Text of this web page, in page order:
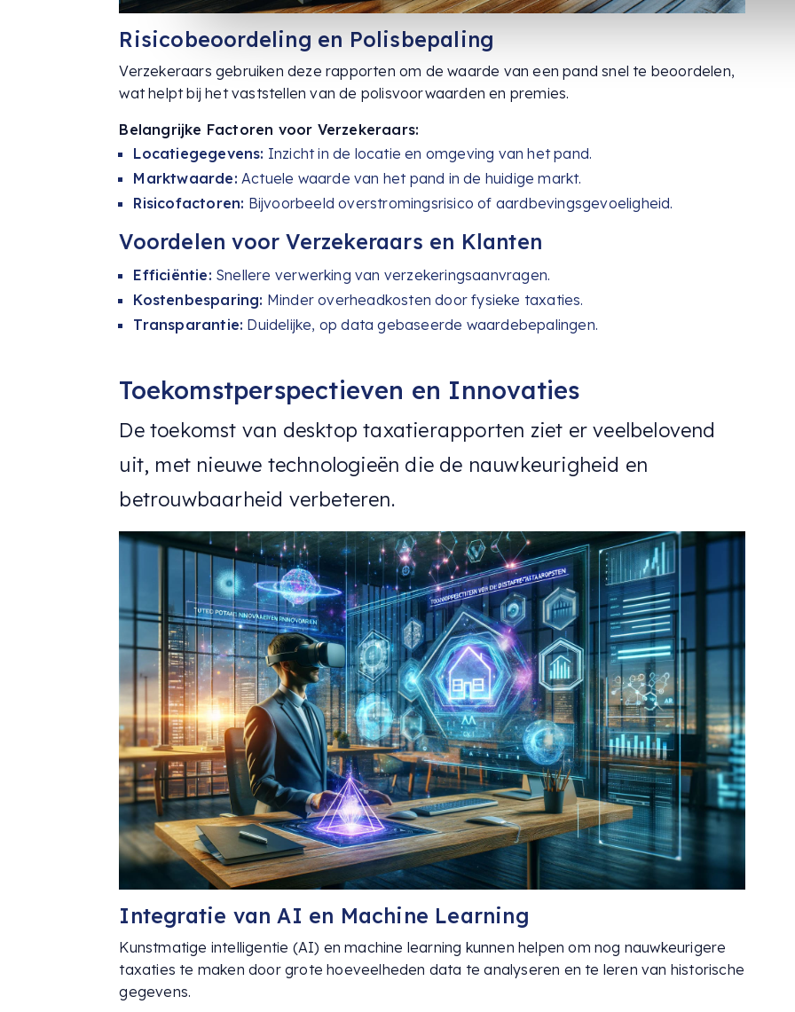
Risicobeoordeling en Polisbepaling
Verzekeraars gebruiken deze rapporten om de waarde van een pand snel te beoordelen,
wat helpt bij het vaststellen van de polisvoorwaarden en premies.
Belangrijke Factoren voor Verzekeraars:
Locatiegegevens: Inzicht in de locatie en omgeving van het pand.
Marktwaarde: Actuele waarde van het pand in de huidige markt.
Risicofactoren: Bijvoorbeeld overstromingsrisico of aardbevingsgevoeligheid.
Voordelen voor Verzekeraars en Klanten
Efficiëntie: Snellere verwerking van verzekeringsaanvragen.
Kostenbesparing: Minder overheadkosten door fysieke taxaties.
Transparantie: Duidelijke, op data gebaseerde waardebepalingen.
Toekomstperspectieven en Innovaties
De toekomst van desktop taxatierapporten ziet er veelbelovend
uit, met nieuwe technologieën die de nauwkeurigheid en
betrouwbaarheid verbeteren.
Integratie van AI en Machine Learning
Kunstmatige intelligentie (AI) en machine learning kunnen helpen om nog nauwkeurigere
taxaties te maken door grote hoeveelheden data te analyseren en te leren van historische
gegevens.